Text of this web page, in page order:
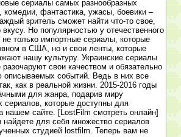
сериалы самых разнообразных
фантастика, ужасы, боевики –
зритель сможет найти что-то свое,
Но популярностью у отечественного
не только импортные сериалы, которые
в США, но и свои ленты, которые
нашу культуру. Украинские сериалы
свои качеством и обязательно
описываемых событий. Ведь в них все
как в реальной жизни. 2015-2016 годы
для жанра, подарив миру
сериалов, которые доступны для
нашем сайте. [LostFilm смотреть онлайн]
найдете для себя множество сериалов
студией lostfilm. Теперь вам не